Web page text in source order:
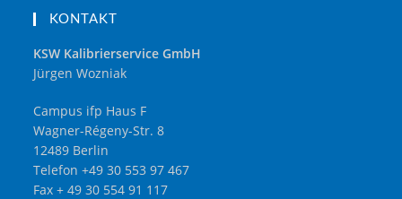
KONTAKT
KSW Kalibrierservice GmbH
Jürgen Wozniak
Campus ifp Haus F
Wagner-Régeny-Str. 8
12489 Berlin
Telefon +49 30 553 97 467
Fax + 49 30 554 91 117